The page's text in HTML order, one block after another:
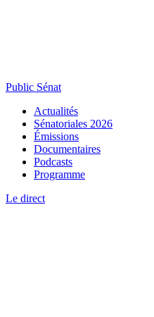
Public Sénat
Actualités
Sénatoriales 2026
Émissions
Documentaires
Podcasts
Programme
Le direct